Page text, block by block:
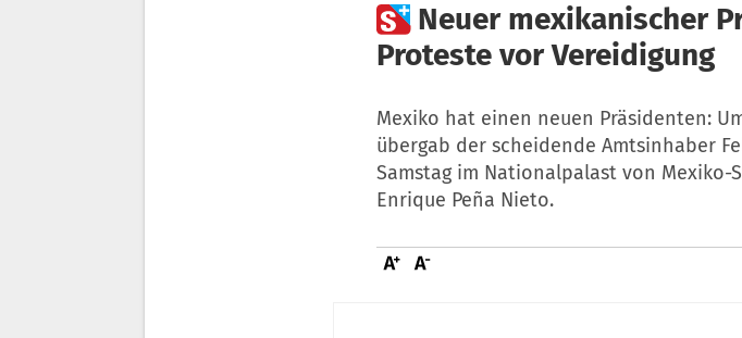
 Neuer mexikanischer
Proteste vor Vereidigung
Mexiko hat einen neuen Präsidenten:
übergab der scheidende Amtsinhaber
Samstag im Nationalpalast von
Enrique Peña Nieto.